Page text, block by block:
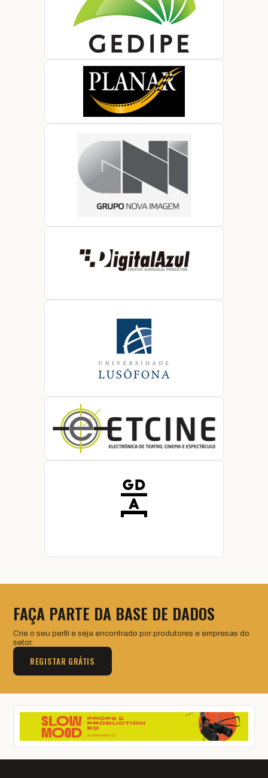
FAÇA PARTE DA BASE DE DADOS
Crie o seu perfil e seja encontrado por produtores e empresas do
setor.
REGISTAR GRÁTIS